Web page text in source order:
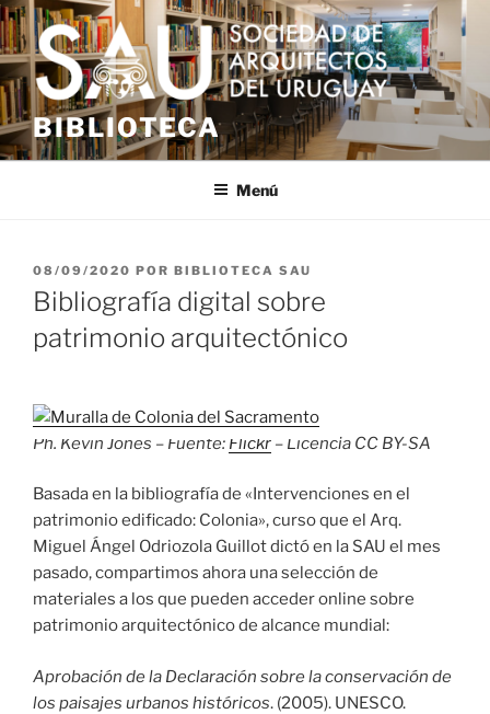
Saltar
al
contenido
BIBLIOTECA
Menú
PUBLICADO
EL
08/09/2020 POR BIBLIOTECA SAU
Bibliografía digital sobre
patrimonio arquitectónico
Ph. Kevin Jones – Fuente: Flickr – Licencia CC BY-SA
Basada en la bibliografía de «Intervenciones en el
patrimonio edificado: Colonia», curso que el Arq.
Miguel Ángel Odriozola Guillot dictó en la SAU el mes
pasado, compartimos ahora una selección de
materiales a los que pueden acceder online sobre
patrimonio arquitectónico de alcance mundial:
Aprobación de la Declaración sobre la conservación de
los paisajes urbanos históricos. (2005). UNESCO.